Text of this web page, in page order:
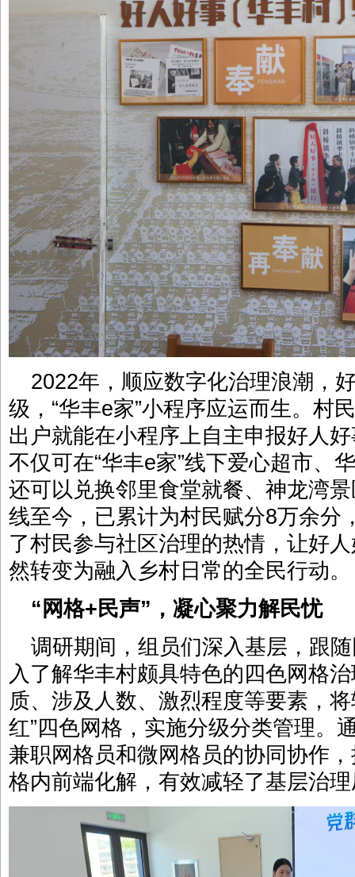
2022年，顺应数字化治理浪潮，
级，“华丰e家”小程序应运而生。村
出户就能在小程序上自主申报好人
不仅可在“华丰e家”线下爱心超市、
还可以兑换邻里食堂就餐、神龙湾
线至今，已累计为村民赋分8万余分
了村民参与社区治理的热情，让好
然转变为融入乡村日常的全民行动。
“网格+民声”，凝心聚力解民忧
调研期间，组员们深入基层，跟
入了解华丰村颇具特色的四色网格
质、涉及人数、激烈程度等要素，
红”四色网格，实施分级分类管理。
兼职网格员和微网格员的协同协作
格内前端化解，有效减轻了基层治